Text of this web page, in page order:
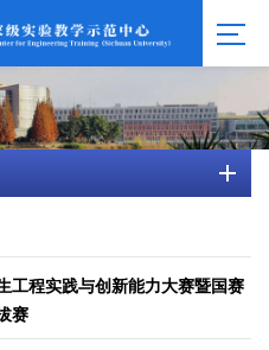
工程实践与创新能力大赛暨国赛
赛